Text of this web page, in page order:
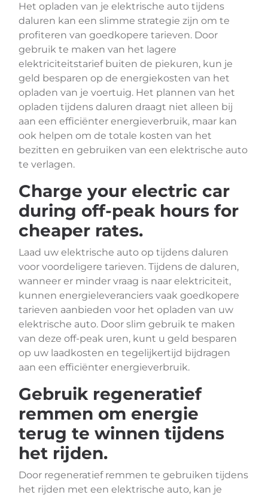
Het opladen van je elektrische auto tijdens
daluren kan een slimme strategie zijn om te
profiteren van goedkopere tarieven. Door
gebruik te maken van het lagere
elektriciteitstarief buiten de piekuren, kun je
geld besparen op de energiekosten van het
opladen van je voertuig. Het plannen van het
opladen tijdens daluren draagt niet alleen bij
aan een efficiënter energieverbruik, maar kan
ook helpen om de totale kosten van het
bezitten en gebruiken van een elektrische auto
te verlagen.
Charge your electric car
during off-peak hours for
cheaper rates.
Laad uw elektrische auto op tijdens daluren
voor voordeligere tarieven. Tijdens de daluren,
wanneer er minder vraag is naar elektriciteit,
kunnen energieleveranciers vaak goedkopere
tarieven aanbieden voor het opladen van uw
elektrische auto. Door slim gebruik te maken
van deze off-peak uren, kunt u geld besparen
op uw laadkosten en tegelijkertijd bijdragen
aan een efficiënter energieverbruik.
Gebruik regeneratief
remmen om energie
terug te winnen tijdens
het rijden.
Door regeneratief remmen te gebruiken tijdens
het rijden met een elektrische auto, kan je